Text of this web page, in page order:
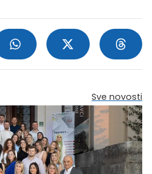
Sve novosti